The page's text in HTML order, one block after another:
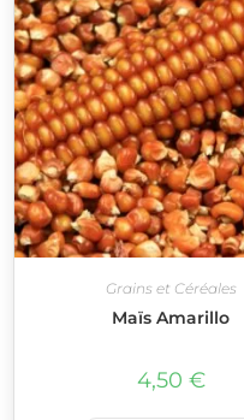
Grains et Céréales
Maïs Amarillo
4,50 €